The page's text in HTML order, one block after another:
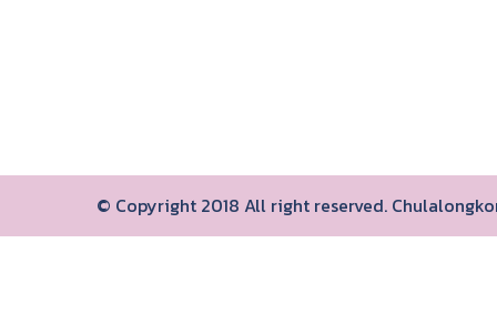
© Copyright 2018 All right reserved.